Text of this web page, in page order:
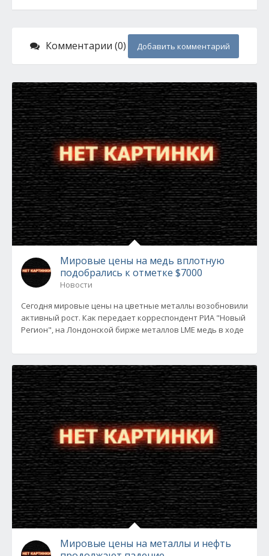
Комментарии (0) Добавить комментарий
Мировые цены на медь вплотную
подобрались к отметке $7000
Новости
Сегодня мировые цены на цветные металлы возобновили
активный рост. Как передает корреспондент РИА "Новый
Регион", на Лондонской бирже металлов LME медь в ходе
Мировые цены на металлы и нефть